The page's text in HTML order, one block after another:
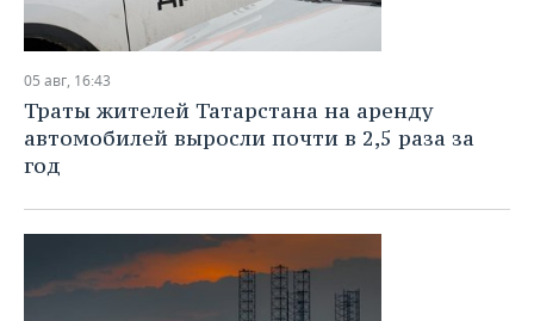
05 авг, 16:43
Траты жителей Татарстана на аренду
автомобилей выросли почти в 2,5 раза за
год